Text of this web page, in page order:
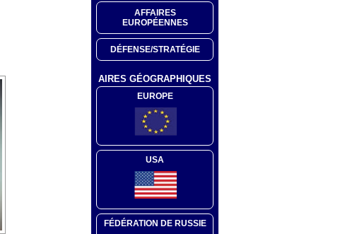
AFFAIRES
EUROPÉENNES
DÉFENSE/STRATÉGIE
AIRES GÉOGRAPHIQUES
EUROPE
USA
FÉDÉRATION DE RUSSIE